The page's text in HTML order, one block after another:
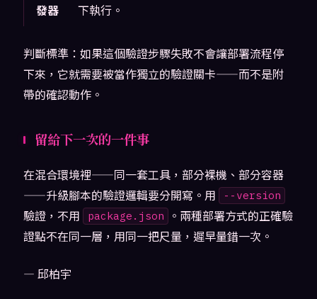
發器
下執行。
判斷標準：如果這個驗證步驟失敗不會讓部署流程停
下來，它就需要被當作獨立的驗證關卡——而不是附
帶的確認動作。
留給下一次的一件事
在混合環境裡——同一套工具，部分裸機、部分容器
——升級腳本的驗證邏輯要分開寫。用
--version
驗證，不用 package.json
。兩種部署方式的正確驗
證點不在同一層，用同一把尺量，遲早量錯一次。
— 邱柏宇